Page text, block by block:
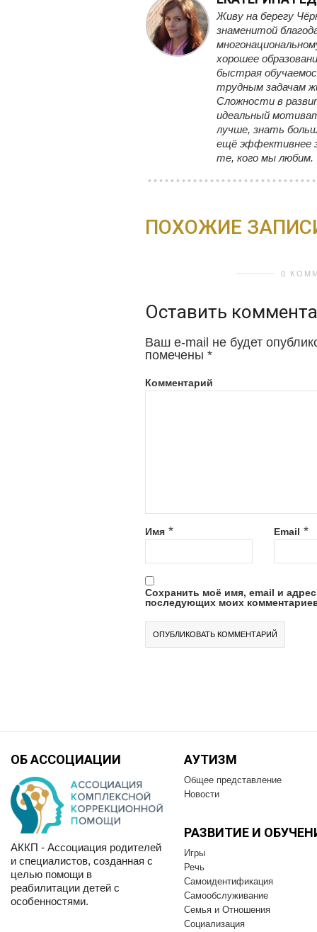
Живу на берегу
знаменитой
хорошее
быстрая
трудным задачам
Сложности в
идеальный
лучше, знать
ещё эффективнее
те, кого мы любим.
ПОХОЖИЕ
0
Оставить
Ваш e-mail не будет
помечены *
Комментарий
Имя * Email *
Сохранить моё имя, email и
последующих моих
ОБ АССОЦИАЦИИ
АККП - Ассоциация родителей
и специалистов, созданная с
целью помощи в
реабилитации детей с
особенностями.
АУТИЗМ
Общее представление
Новости
РАЗВИТИЕ И
Игры
Речь
Самоидентификация
Самообслуживание
Семья и Отношения
Социализация